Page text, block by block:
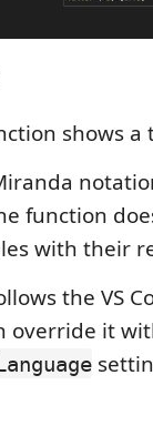
shows
function
with their
the VS
override it